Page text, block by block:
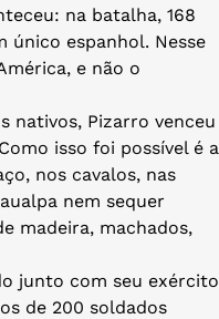
na batalha, 168
único espanhol. Nesse
e não o
nativos, Pizarro venceu
isso foi possível é a
nos cavalos, nas
nem sequer
madeira, machados,
junto com seu exército
de 200 soldados